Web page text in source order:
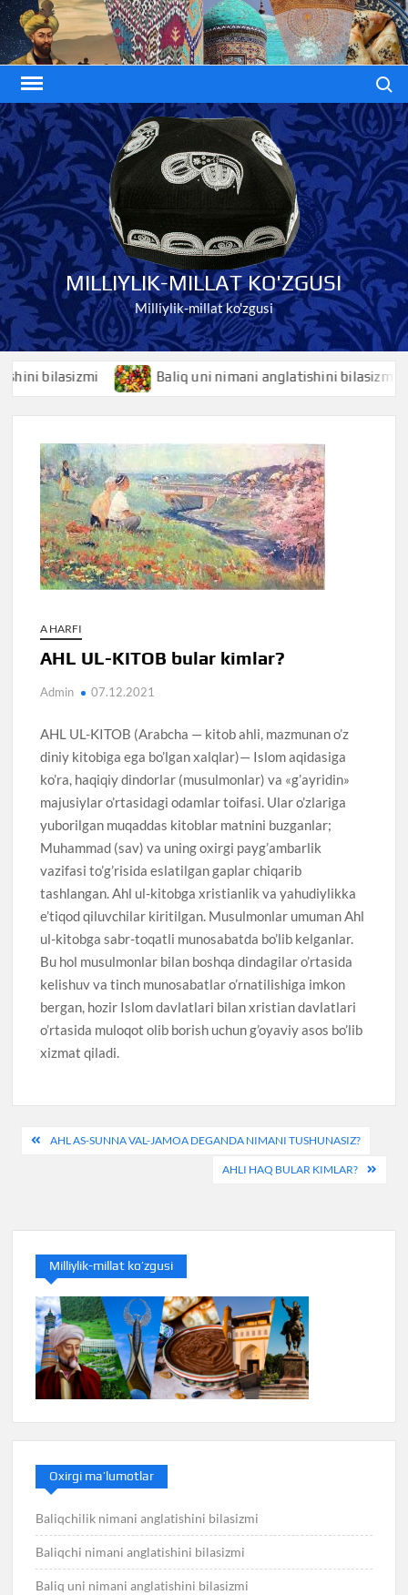
Skip
to
content
MILLIYLIK-MILLAT KO'ZGUSI
Milliylik-millat ko'zgusi
bilasizmi Baliq uni nimani anglatishini bilasizmi
A HARFI
AHL UL-KITOB bular kimlar?
Admin 07.12.2021
AHL UL-KITOB (Arabcha — kitob ahli, mazmunan o’z
diniy kitobiga ega bo’lgan xalqlar)— Islom aqidasiga
ko’ra, haqiqiy dindorlar (musulmonlar) va «g’ayridin»
majusiylar o’rtasidagi odamlar toifasi. Ular o’zlariga
yuborilgan muqaddas kitoblar matnini buzganlar;
Muhammad (sav) va uning oxirgi payg’ambarlik
vazifasi to’g’risida eslatilgan gaplar chiqarib
tashlangan. Ahl ul-kitobga xristianlik va yahudiylikka
e’tiqod qiluvchilar kiritilgan. Musulmonlar umuman Ahl
ul-kitobga sabr-toqatli munosabatda bo’lib kelganlar.
Bu hol musulmonlar bilan boshqa dindagilar o’rtasida
kelishuv va tinch munosabatlar o’rnatilishiga imkon
bergan, hozir Islom davlatlari bilan xristian davlatlari
o’rtasida muloqot olib borish uchun g’oyaviy asos bo’lib
xizmat qiladi.
PostAHL AS-SUNNA VAL-JAMOA DEGANDA NIMANI TUSHUNASIZ?
AHLI HAQ BULAR KIMLAR?
Milliylik-millat ko’zgusi
Oxirgi ma’lumotlar
Baliqchilik nimani anglatishini bilasizmi
Baliqchi nimani anglatishini bilasizmi
Baliq uni nimani anglatishini bilasizmi